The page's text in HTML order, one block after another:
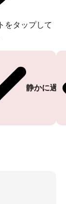
をタップして
静かに過
うございます